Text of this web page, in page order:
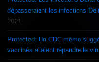
dépasseraient les infections
2021
Protected: Un CDC mémo
vaccinés allaient répandre le